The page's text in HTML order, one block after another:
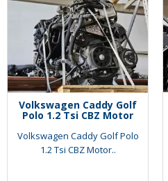
Volkswagen Caddy Golf
Polo 1.2 Tsi CBZ Motor
Volkswagen Caddy Golf Polo
1.2 Tsi CBZ Motor..